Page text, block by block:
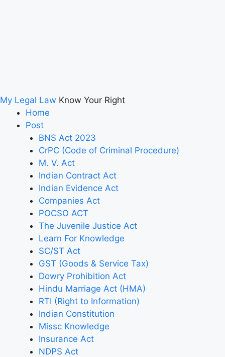
My Legal Law Know Your Right
Home
Post
BNS Act 2023
CrPC (Code of Criminal Procedure)
M. V. Act
Indian Contract Act
Indian Evidence Act
Companies Act
POCSO ACT
The Juvenile Justice Act
Learn For Knowledge
SC/ST Act
GST (Goods & Service Tax)
Dowry Prohibition Act
Hindu Marriage Act (HMA)
RTI (Right to Information)
Indian Constitution
Missc Knowledge
Insurance Act
NDPS Act